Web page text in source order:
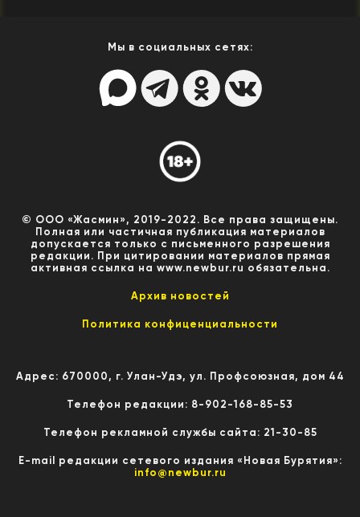
Мы в социальных сетях:
© ООО «Жасмин», 2019-2022. Все права защищены.
Полная или частичная публикация материалов
допускается только с письменного разрешения
редакции. При цитировании материалов прямая
активная ссылка на www.newbur.ru обязательна.
Архив новостей
Политика конфиценциальности
Адрес: 670000, г. Улан-Удэ, ул. Профсоюзная, дом 44
Телефон редакции: 8-902-168-85-53
Телефон рекламной службы сайта: 21-30-85
E-mail редакции сетевого издания «Новая Бурятия»:
info@newbur.ru